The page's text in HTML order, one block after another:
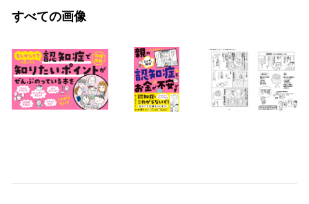
すべての画像